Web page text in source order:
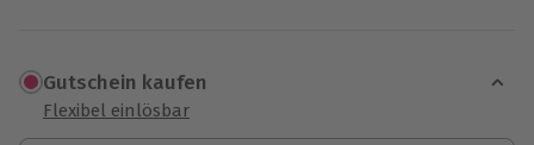
Gutschein kaufen
Flexibel einlösbar